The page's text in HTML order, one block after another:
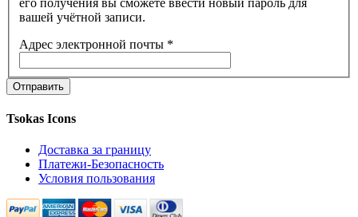
вашей учётной записи.
Адрес электронной почты *
Отправить
Tsokas Icons
Доставка за границу
Платежи-Безопасность
Условия пользования